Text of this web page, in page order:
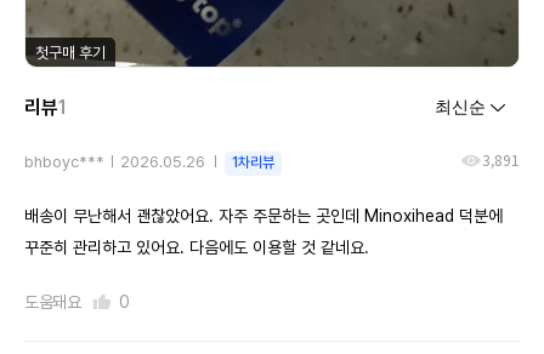
첫구매 후기
리뷰1
bhboyc*** 2026.05.26 1차리뷰 3,891
배송이 무난해서 괜찮았어요. 자주 주문하는 곳인데 Minoxihead 덕분에
꾸준히 관리하고 있어요. 다음에도 이용할 것 같네요.
도움돼요 0